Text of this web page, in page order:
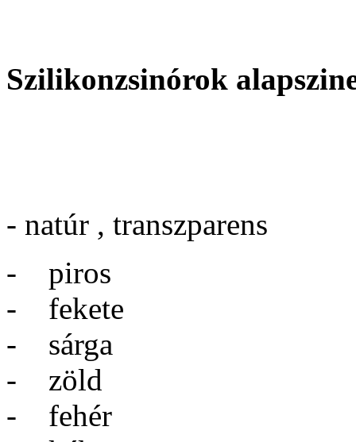
Szilikonzsinórok
- natúr , transzparens
- piros
- fekete
- sárga
- zöld
- fehér